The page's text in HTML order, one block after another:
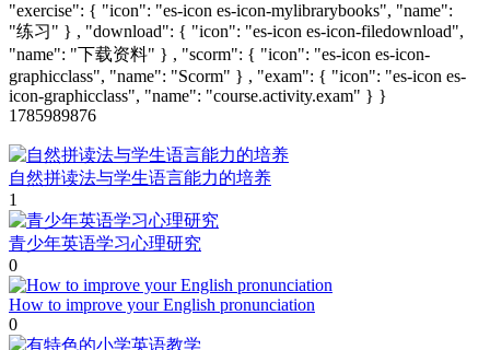
"exercise": { "icon": "es-icon es-icon-mylibrarybooks", "name":
"练习" } , "download": { "icon": "es-icon es-icon-filedownload",
"name": "下载资料" } , "scorm": { "icon": "es-icon es-icon-
graphicclass", "name": "Scorm" } , "exam": { "icon": "es-icon es-
icon-graphicclass", "name": "course.activity.exam" } }
1785989876
自然拼读法与学生语言能力的培养
1
青少年英语学习心理研究
0
How to improve your English pronunciation
0